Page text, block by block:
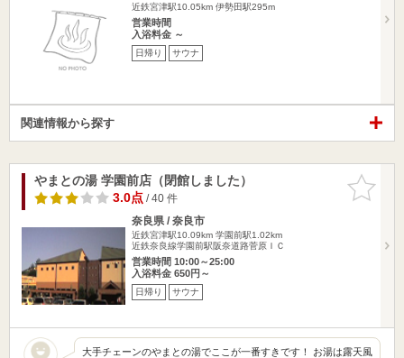
近鉄宮津駅10.05km 伊勢田駅295m
営業時間
入浴料金 ～
日帰り サウナ
関連情報から探す
お気に入
りに追加
やまとの湯 学園前店（閉館しました）
3.0点/ 40 件
奈良県 / 奈良市
近鉄宮津駅10.09km 学園前駅1.02km
近鉄奈良線学園前駅阪奈道路菅原ＩＣ
営業時間 10:00～25:00
入浴料金 650円～
日帰り サウナ
大手チェーンのやまとの湯でここが一番すきです！ お湯は露天風